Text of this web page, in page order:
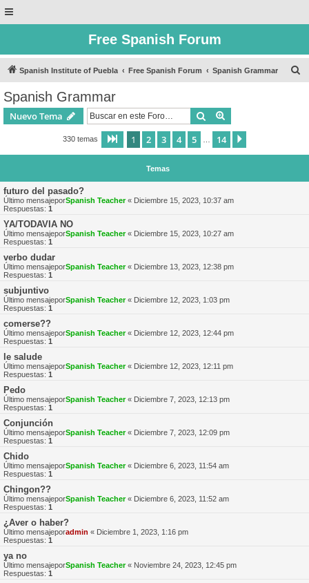
Free Spanish Forum
Spanish Institute of Puebla Free Spanish Forum Spanish Grammar
Spanish Grammar
Nuevo Tema Buscar
330 temas Página de 14
1 2 3 4 5 14
Temas
futuro del pasado?
Último mensajeporSpanish Teacher« Diciembre 15, 2023, 10:37 am
Respuestas: 1
YA/TODAVIA NO
Último mensajeporSpanish Teacher« Diciembre 15, 2023, 10:27 am
Respuestas: 1
verbo dudar
Último mensajeporSpanish Teacher« Diciembre 13, 2023, 12:38 pm
Respuestas: 1
subjuntivo
Último mensajeporSpanish Teacher« Diciembre 12, 2023, 1:03 pm
Respuestas: 1
comerse??
Último mensajeporSpanish Teacher« Diciembre 12, 2023, 12:44 pm
Respuestas: 1
le salude
Último mensajeporSpanish Teacher« Diciembre 12, 2023, 12:11 pm
Respuestas: 1
Pedo
Último mensajeporSpanish Teacher« Diciembre 7, 2023, 12:13 pm
Respuestas: 1
Conjunción
Último mensajeporSpanish Teacher« Diciembre 7, 2023, 12:09 pm
Respuestas: 1
Chido
Último mensajeporSpanish Teacher« Diciembre 6, 2023, 11:54 am
Respuestas: 1
Chingon??
Último mensajeporSpanish Teacher« Diciembre 6, 2023, 11:52 am
Respuestas: 1
¿Aver o haber?
Último mensajeporadmin « Diciembre 1, 2023, 1:16 pm
Respuestas: 1
ya no
Último mensajeporSpanish Teacher« Noviembre 24, 2023, 12:45 pm
Respuestas: 1